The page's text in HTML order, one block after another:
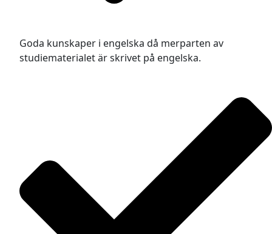
Goda kunskaper i engelska då merparten av
studiematerialet är skrivet på engelska.